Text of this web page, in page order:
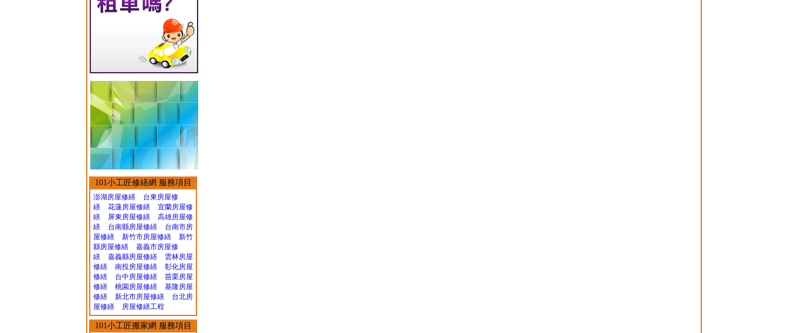
101小工匠修繕網 服務項目
澎湖房屋修繕
台東房屋修
繕
花蓮房屋修繕
宜蘭房屋修
繕
屏東房屋修繕
高雄房屋修
繕
台南縣房屋修繕
台南市房
屋修繕
新竹市房屋修繕
新竹
縣房屋修繕
嘉義市房屋修
繕
嘉義縣房屋修繕
雲林房屋
修繕
南投房屋修繕
彰化房屋
修繕
台中房屋修繕
苗栗房屋
修繕
桃園房屋修繕
基隆房屋
修繕
新北市房屋修繕
台北房
屋修繕
房屋修繕工程
101小工匠搬家網 服務項目